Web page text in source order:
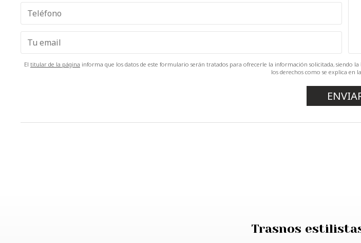
El titular de la página informa que los datos de este formulario serán tratados para ofrecerle la información solicitada, siendo
los derechos como se explica en la
Trasnos